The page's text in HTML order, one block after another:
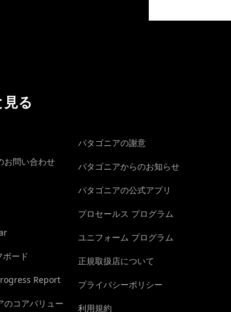
見る
お問い合わせ
ボード
Report
のコアバリュー
パタゴニアの謝意
パタゴニアからのお知らせ
パタゴニアの公式アプリ
プロセールス プログラム
ユニフォーム プログラム
正規取扱店について
プライバシーポリシー
利用規約